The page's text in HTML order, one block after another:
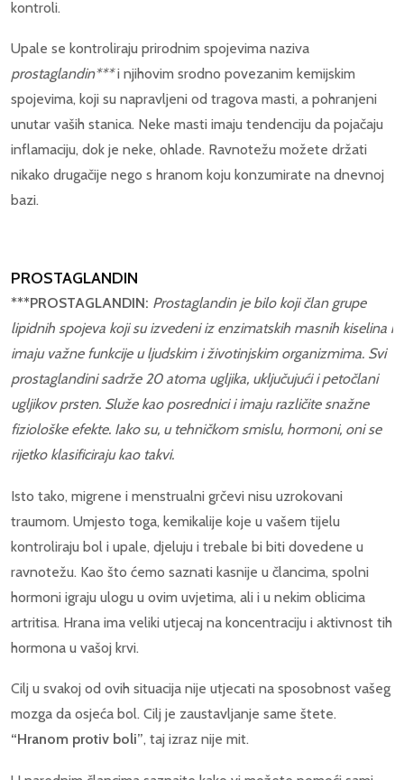
kontroli.
Upale se kontroliraju prirodnim spojevima naziva
prostaglandin***i njihovim srodno povezanim kemijskim
spojevima, koji su napravljeni od tragova masti, a pohranjeni
unutar vaših stanica. Neke masti imaju tendenciju da pojačaju
inflamaciju, dok je neke, ohlade. Ravnotežu možete držati
nikako drugačije nego s hranom koju konzumirate na dnevnoj
bazi.
PROSTAGLANDIN
***PROSTAGLANDIN: Prostaglandin je bilo koji član grupe
lipidnih spojeva koji su izvedeni iz enzimatskih masnih kiselina i
imaju važne funkcije u ljudskim i životinjskim organizmima. Svi
prostaglandini sadrže 20 atoma ugljika, uključujući i petočlani
ugljikov prsten. Služe kao posrednici i imaju različite snažne
fiziološke efekte. Iako su, u tehničkom smislu, hormoni, oni se
rijetko klasificiraju kao takvi.
Isto tako, migrene i menstrualni grčevi nisu uzrokovani
traumom. Umjesto toga, kemikalije koje u vašem tijelu
kontroliraju bol i upale, djeluju i trebale bi biti dovedene u
ravnotežu. Kao što ćemo saznati kasnije u člancima, spolni
hormoni igraju ulogu u ovim uvjetima, ali i u nekim oblicima
artritisa. Hrana ima veliki utjecaj na koncentraciju i aktivnost tih
hormona u vašoj krvi.
Cilj u svakoj od ovih situacija nije utjecati na sposobnost vašeg
mozga da osjeća bol. Cilj je zaustavljanje same štete.
“Hranom protiv boli”, taj izraz nije mit.